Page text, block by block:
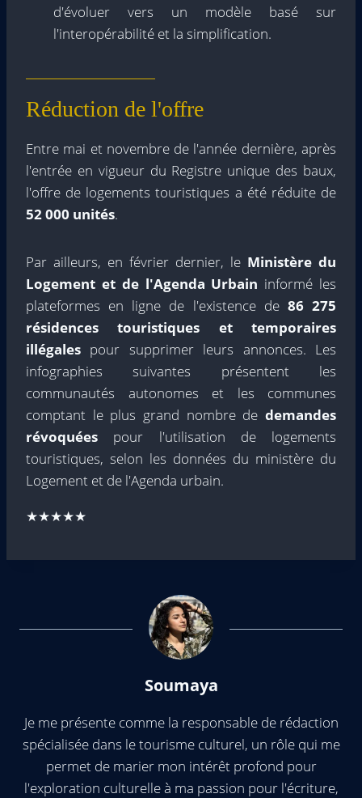
d'évoluer vers un modèle basé sur
l'interopérabilité et la simplification.
Réduction de l'offre
Entre mai et novembre de l'année dernière, après
l'entrée en vigueur du Registre unique des baux,
l'offre de logements touristiques a été réduite de
52 000 unités.
Par ailleurs, en février dernier, le Ministère du
Logement et de l'Agenda Urbain informé les
plateformes en ligne de l'existence de 86 275
résidences touristiques et temporaires
illégales pour supprimer leurs annonces. Les
infographies suivantes présentent les
communautés autonomes et les communes
comptant le plus grand nombre de demandes
révoquées pour l'utilisation de logements
touristiques, selon les données du ministère du
Logement et de l'Agenda urbain.
★★★★★
Soumaya
Je me présente comme la responsable de rédaction
spécialisée dans le tourisme culturel, un rôle qui me
permet de marier mon intérêt profond pour
l'exploration culturelle à ma passion pour l'écriture,